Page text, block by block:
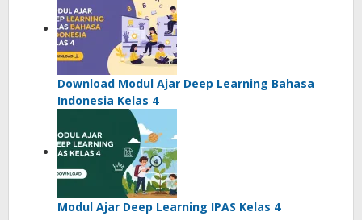
Download Modul Ajar Deep Learning Bahasa
Indonesia Kelas 4
Modul Ajar Deep Learning IPAS Kelas 4